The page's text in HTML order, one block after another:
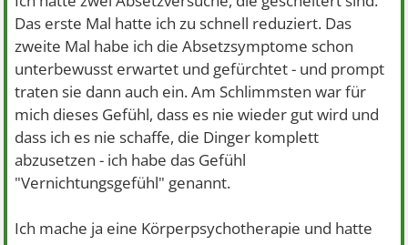
Das erste Mal hatte ich zu schnell reduziert. Das
zweite Mal habe ich die Absetzsymptome schon
unterbewusst erwartet und gefürchtet - und prompt
traten sie dann auch ein. Am Schlimmsten war für
mich dieses Gefühl, dass es nie wieder gut wird und
dass ich es nie schaffe, die Dinger komplett
abzusetzen - ich habe das Gefühl
"Vernichtungsgefühl" genannt.
Ich mache ja eine Körperpsychotherapie und hatte